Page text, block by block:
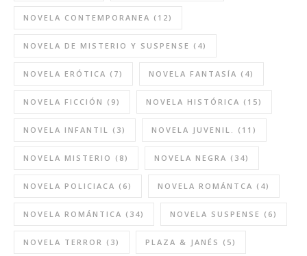
NOVELA CONTEMPORANEA (12)
NOVELA DE MISTERIO Y SUSPENSE (4)
NOVELA ERÓTICA (7) NOVELA FANTASÍA (4)
NOVELA FICCIÓN (9) NOVELA HISTÓRICA (15)
NOVELA INFANTIL (3) NOVELA JUVENIL. (11)
NOVELA MISTERIO (8) NOVELA NEGRA (34)
NOVELA POLICIACA (6) NOVELA ROMÁNTCA (4)
NOVELA ROMÁNTICA (34) NOVELA SUSPENSE (6)
NOVELA TERROR (3) PLAZA & JANÉS (5)